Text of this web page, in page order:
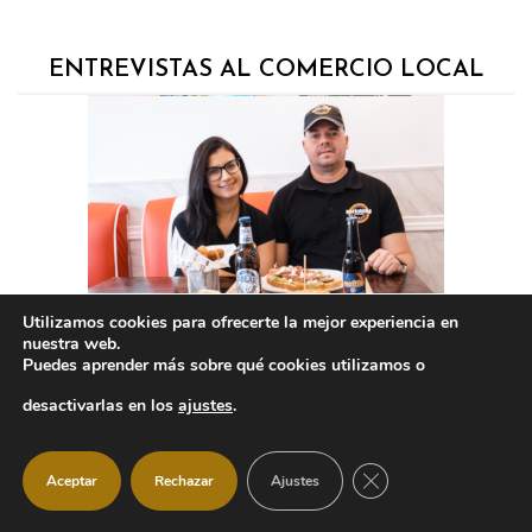
ENTREVISTAS AL COMERCIO LOCAL
Utilizamos cookies para ofrecerte la mejor experiencia en
nuestra web.
Puedes aprender más sobre qué cookies utilizamos o
desactivarlas en los ajustes.
Aceptar Rechazar Ajustes CERRAR EL